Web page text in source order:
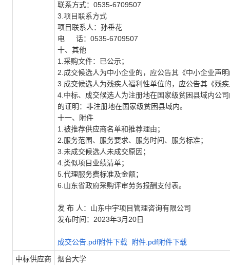
联系方式： 0535-6709507
3. 项目联系方式
项目联系人：孙垂花
电
话： 0535-6709507
十、其他
1. 采购文件：已公示；
2. 成交候选人为中小企业的，应公告其《中小企业声
3. 成交候选人为残疾人福利性单位的，应公告其《残
4. 中标、成交候选人为注册地在国家级贫困县域内公
的证明：非注册地在国家级贫困县域内。
十一、附件
1. 被推荐供应商名单和推荐理由；
2. 服务范围、服务要求、服务时间、服务标准；
3. 未成交候选人未成交原因；
4. 类似项目业绩清单；
5. 代理服务费标准及金额；
6. 山东省政府采购评审劳务报酬支付表。
发 布 人：山东中宇项目管理咨询有限公司
发布时间： 2023年3月 20日
成交公告.pdf附件下载 附件.pdf附件下载
中标供应商
烟台大学